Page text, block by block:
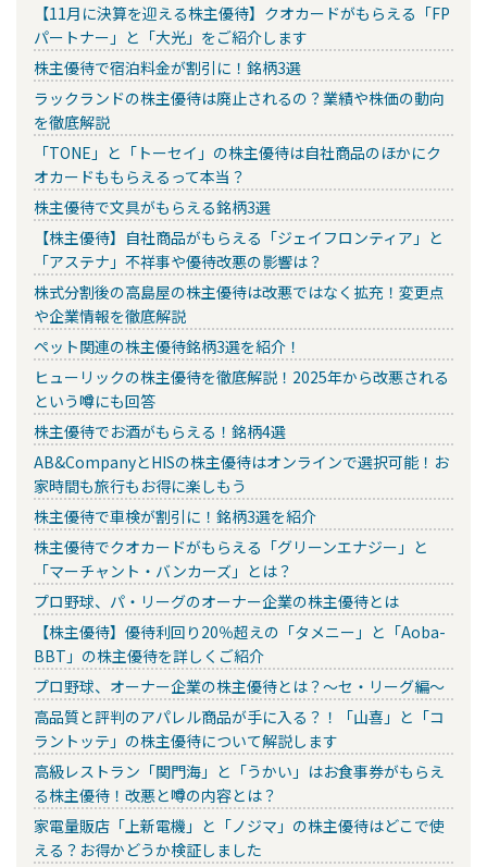
【11月に決算を迎える株主優待】クオカードがもらえる「FP
パートナー」と「大光」をご紹介します
株主優待で宿泊料金が割引に！銘柄3選
ラックランドの株主優待は廃止されるの？業績や株価の動向
を徹底解説
「TONE」と「トーセイ」の株主優待は自社商品のほかにク
オカードももらえるって本当？
株主優待で文具がもらえる銘柄3選
【株主優待】自社商品がもらえる「ジェイフロンティア」と
「アステナ」不祥事や優待改悪の影響は？
株式分割後の高島屋の株主優待は改悪ではなく拡充！変更点
や企業情報を徹底解説
ペット関連の株主優待銘柄3選を紹介！
ヒューリックの株主優待を徹底解説！2025年から改悪される
という噂にも回答
株主優待でお酒がもらえる！銘柄4選
AB&CompanyとHISの株主優待はオンラインで選択可能！お
家時間も旅行もお得に楽しもう
株主優待で車検が割引に！銘柄3選を紹介
株主優待でクオカードがもらえる「グリーンエナジー」と
「マーチャント・バンカーズ」とは？
プロ野球、パ・リーグのオーナー企業の株主優待とは
【株主優待】優待利回り20％超えの「タメニー」と「Aoba-
BBT」の株主優待を詳しくご紹介
プロ野球、オーナー企業の株主優待とは？～セ・リーグ編～
高品質と評判のアパレル商品が手に入る？！「山喜」と「コ
ラントッテ」の株主優待について解説します
高級レストラン「関門海」と「うかい」はお食事券がもらえ
る株主優待！改悪と噂の内容とは？
家電量販店「上新電機」と「ノジマ」の株主優待はどこで使
える？お得かどうか検証しました